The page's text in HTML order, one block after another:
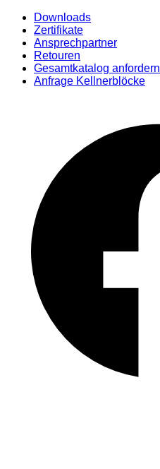
Downloads
Zertifikate
Ansprechpartner
Retouren
Gesamtkatalog anfordern
Anfrage Kellnerblöcke